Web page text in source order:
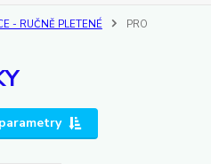
- RUČNĚ PLETENÉ
PRO